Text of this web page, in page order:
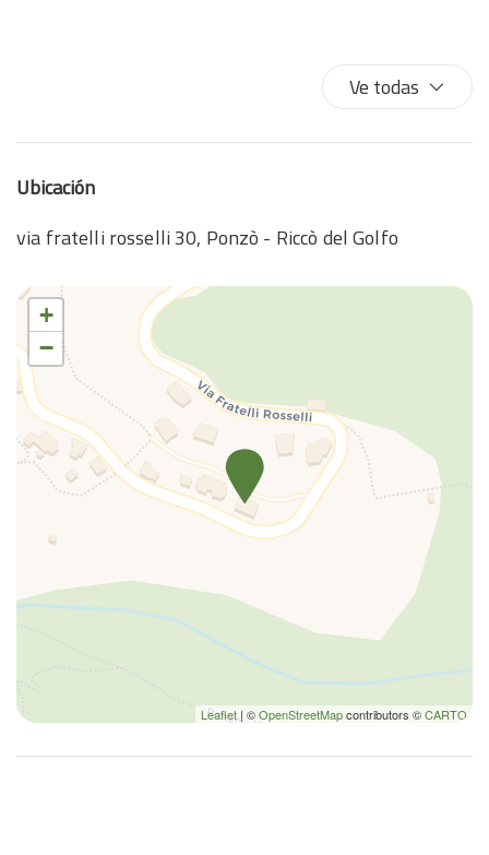
Esenciales
Extintor
Fogones
Lavadora
Lavadora/Secadora
Lavavajillas
Mesa y sillas
Nevera
Perchas
Piscina
Plancha para ropa
Platos
Ropa de cama
Trona
TV
Ve todas
Ubicación
via fratelli rosselli 30, Ponzò - Riccò del Golfo
+
−
Leaflet| ©OpenStreetMapcontributors ©CARTO